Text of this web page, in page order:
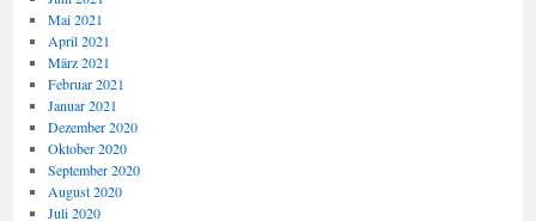
Mai 2021
April 2021
März 2021
Februar 2021
Januar 2021
Dezember 2020
Oktober 2020
September 2020
August 2020
Juli 2020